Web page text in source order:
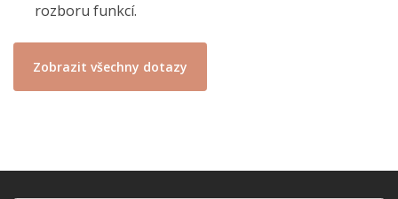
rozboru funkcí.
Zobrazit všechny dotazy